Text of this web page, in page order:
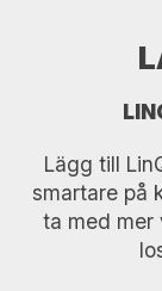
Lägg till
smartare på
ta med mer